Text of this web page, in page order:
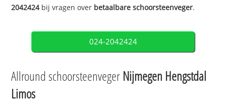
2042424bij vragen over betaalbare schoorsteenveger.
024-2042424
Allround schoorsteenveger Nijmegen Hengstdal
Limos